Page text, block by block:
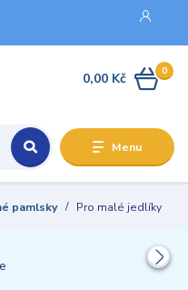
Menu
0
0,00 Kč
pamlsky Pro malé jedlíky